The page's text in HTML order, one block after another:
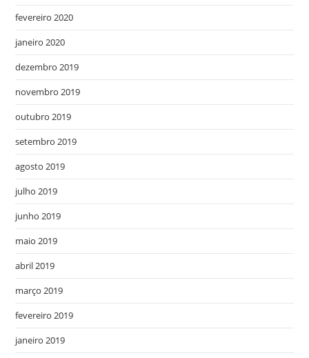
fevereiro 2020
janeiro 2020
dezembro 2019
novembro 2019
outubro 2019
setembro 2019
agosto 2019
julho 2019
junho 2019
maio 2019
abril 2019
março 2019
fevereiro 2019
janeiro 2019